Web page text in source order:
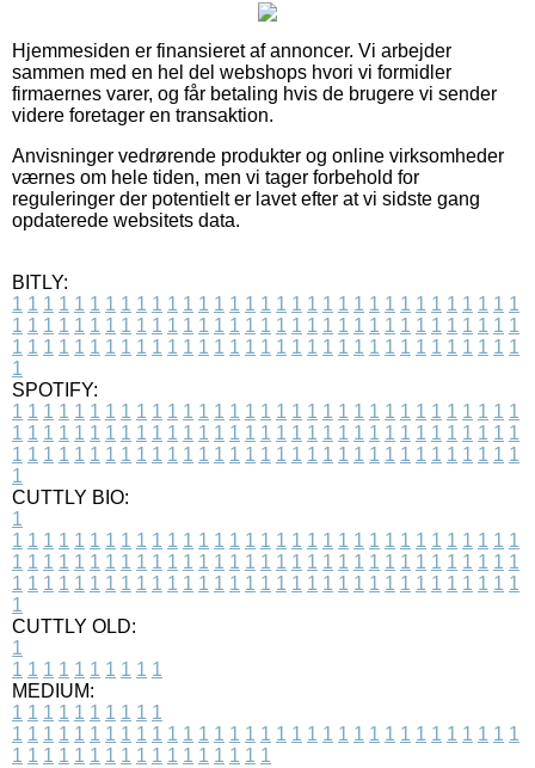
Hjemmesiden er finansieret af annoncer. Vi arbejder
sammen med en hel del webshops hvori vi formidler
firmaernes varer, og får betaling hvis de brugere vi sender
videre foretager en transaktion.
Anvisninger vedrørende produkter og online virksomheder
værnes om hele tiden, men vi tager forbehold for
reguleringer der potentielt er lavet efter at vi sidste gang
opdaterede websitets data.
BITLY:
1 1 1 1 1 1 1 1 1 1 1 1 1 1 1 1 1 1 1 1 1 1 1 1 1 1 1 1 1 1 1 1 1
1 1 1 1 1 1 1 1 1 1 1 1 1 1 1 1 1 1 1 1 1 1 1 1 1 1 1 1 1 1 1 1 1
1 1 1 1 1 1 1 1 1 1 1 1 1 1 1 1 1 1 1 1 1 1 1 1 1 1 1 1 1 1 1 1 1
1
SPOTIFY:
1 1 1 1 1 1 1 1 1 1 1 1 1 1 1 1 1 1 1 1 1 1 1 1 1 1 1 1 1 1 1 1 1
1 1 1 1 1 1 1 1 1 1 1 1 1 1 1 1 1 1 1 1 1 1 1 1 1 1 1 1 1 1 1 1 1
1 1 1 1 1 1 1 1 1 1 1 1 1 1 1 1 1 1 1 1 1 1 1 1 1 1 1 1 1 1 1 1 1
1
CUTTLY BIO:
1
1 1 1 1 1 1 1 1 1 1 1 1 1 1 1 1 1 1 1 1 1 1 1 1 1 1 1 1 1 1 1 1 1
1 1 1 1 1 1 1 1 1 1 1 1 1 1 1 1 1 1 1 1 1 1 1 1 1 1 1 1 1 1 1 1 1
1 1 1 1 1 1 1 1 1 1 1 1 1 1 1 1 1 1 1 1 1 1 1 1 1 1 1 1 1 1 1 1 1
1
CUTTLY OLD:
1
1 1 1 1 1 1 1 1 1 1
MEDIUM:
1 1 1 1 1 1 1 1 1 1
1 1 1 1 1 1 1 1 1 1 1 1 1 1 1 1 1 1 1 1 1 1 1 1 1 1 1 1 1 1 1 1 1
1 1 1 1 1 1 1 1 1 1 1 1 1 1 1 1 1